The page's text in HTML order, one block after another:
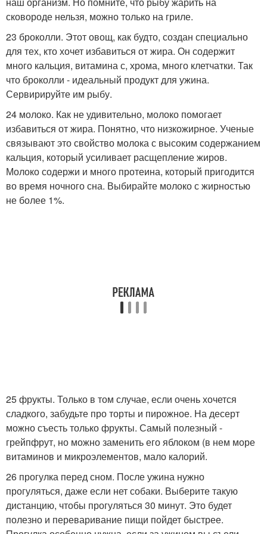
сковороде нельзя, можно только на гриле.
23 броколли. Этот овощ, как будто, создан специально
для тех, кто хочет избавиться от жира. Он содержит
много кальция, витамина с, хрома, много клетчатки. Так
что броколли - идеальный продукт для ужина.
Сервирируйте им рыбу.
24 молоко. Как не удивительно, молоко помогает
избавиться от жира. Понятно, что низкожирное. Ученые
связывают это свойство молока с высоким содержанием
кальция, который усиливает расщепление жиров.
Молоко содержи и много протеина, который пригодится
во время ночного сна. Выбирайте молоко с жирностью
не более 1%.
25 фрукты. Только в том случае, если очень хочется
сладкого, забудьте про торты и пирожное. На десерт
можно съесть только фрукты. Самый полезный -
грейпфрут, но можно заменить его яблоком (в нем море
витаминов и микроэлементов, мало калорий.
26 прогулка перед сном. После ужина нужно
прогуляться, даже если нет собаки. Выберите такую
дистанцию, чтобы прогуляться 30 минут. Это будет
полезно и переваривание пищи пойдет быстрее.